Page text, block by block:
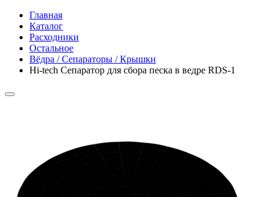
Главная
Каталог
Расходники
Остальное
Вёдра / Сепараторы / Крышки
Hi-tech Сепаратор для сбора песка в ведре RDS-1